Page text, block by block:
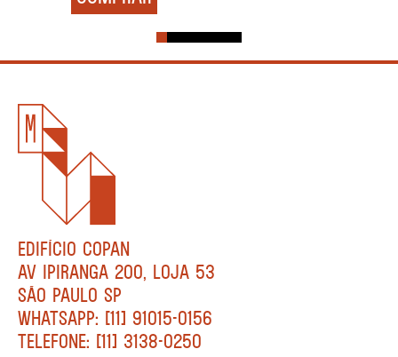
EDIFÍCIO COPAN
AV IPIRANGA 200, LOJA 53
SÃO PAULO SP
WHATSAPP: [11] 91015-0156
TELEFONE: [11] 3138-0250